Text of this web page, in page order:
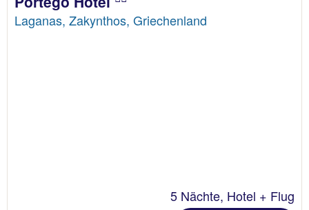
Laganas, Zakynthos, Griechenland
5 Nächte, Hotel + Flug